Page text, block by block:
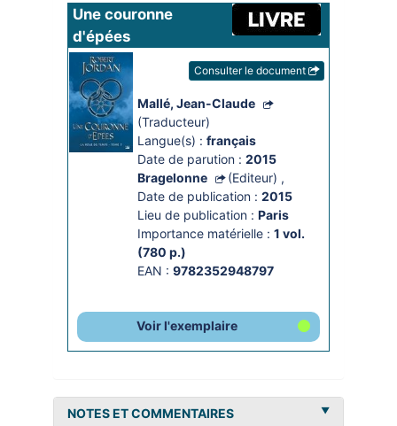
Une couronne
d'épées
Consulter le document
Mallé, Jean-Claude
(Traducteur)
Langue(s) : français
Date de parution : 2015
Bragelonne
(Editeur) ,
Date de publication : 2015
Lieu de publication : Paris
Importance matérielle : 1 vol.
(780 p.)
EAN : 9782352948797
Voir l'exemplaire
NOTES ET COMMENTAIRES